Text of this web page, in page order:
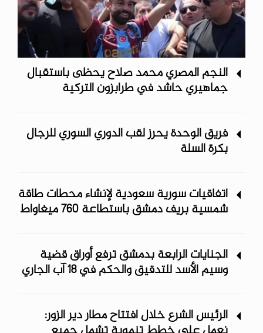
النجم المصري محمد صلاح يحظى باستقبال
جماهيري حاشد في طرابزون التركية
فريق الوحدة يحرز لقب الدوري السوري للرجال
بكرة السلة
اتفاقيات سورية سعودية لإنشاء محطات طاقة
شمسية ‏بريف دمشق باستطاعة 760 ميغاواط
الجنايات الرابعة بدمشق ترفع أوراق قضية
وسيم الأسد للتدقيق والحكم في 18 آب الجاري
الرئيس الشرع خلال افتتاح مطار دير الزور: